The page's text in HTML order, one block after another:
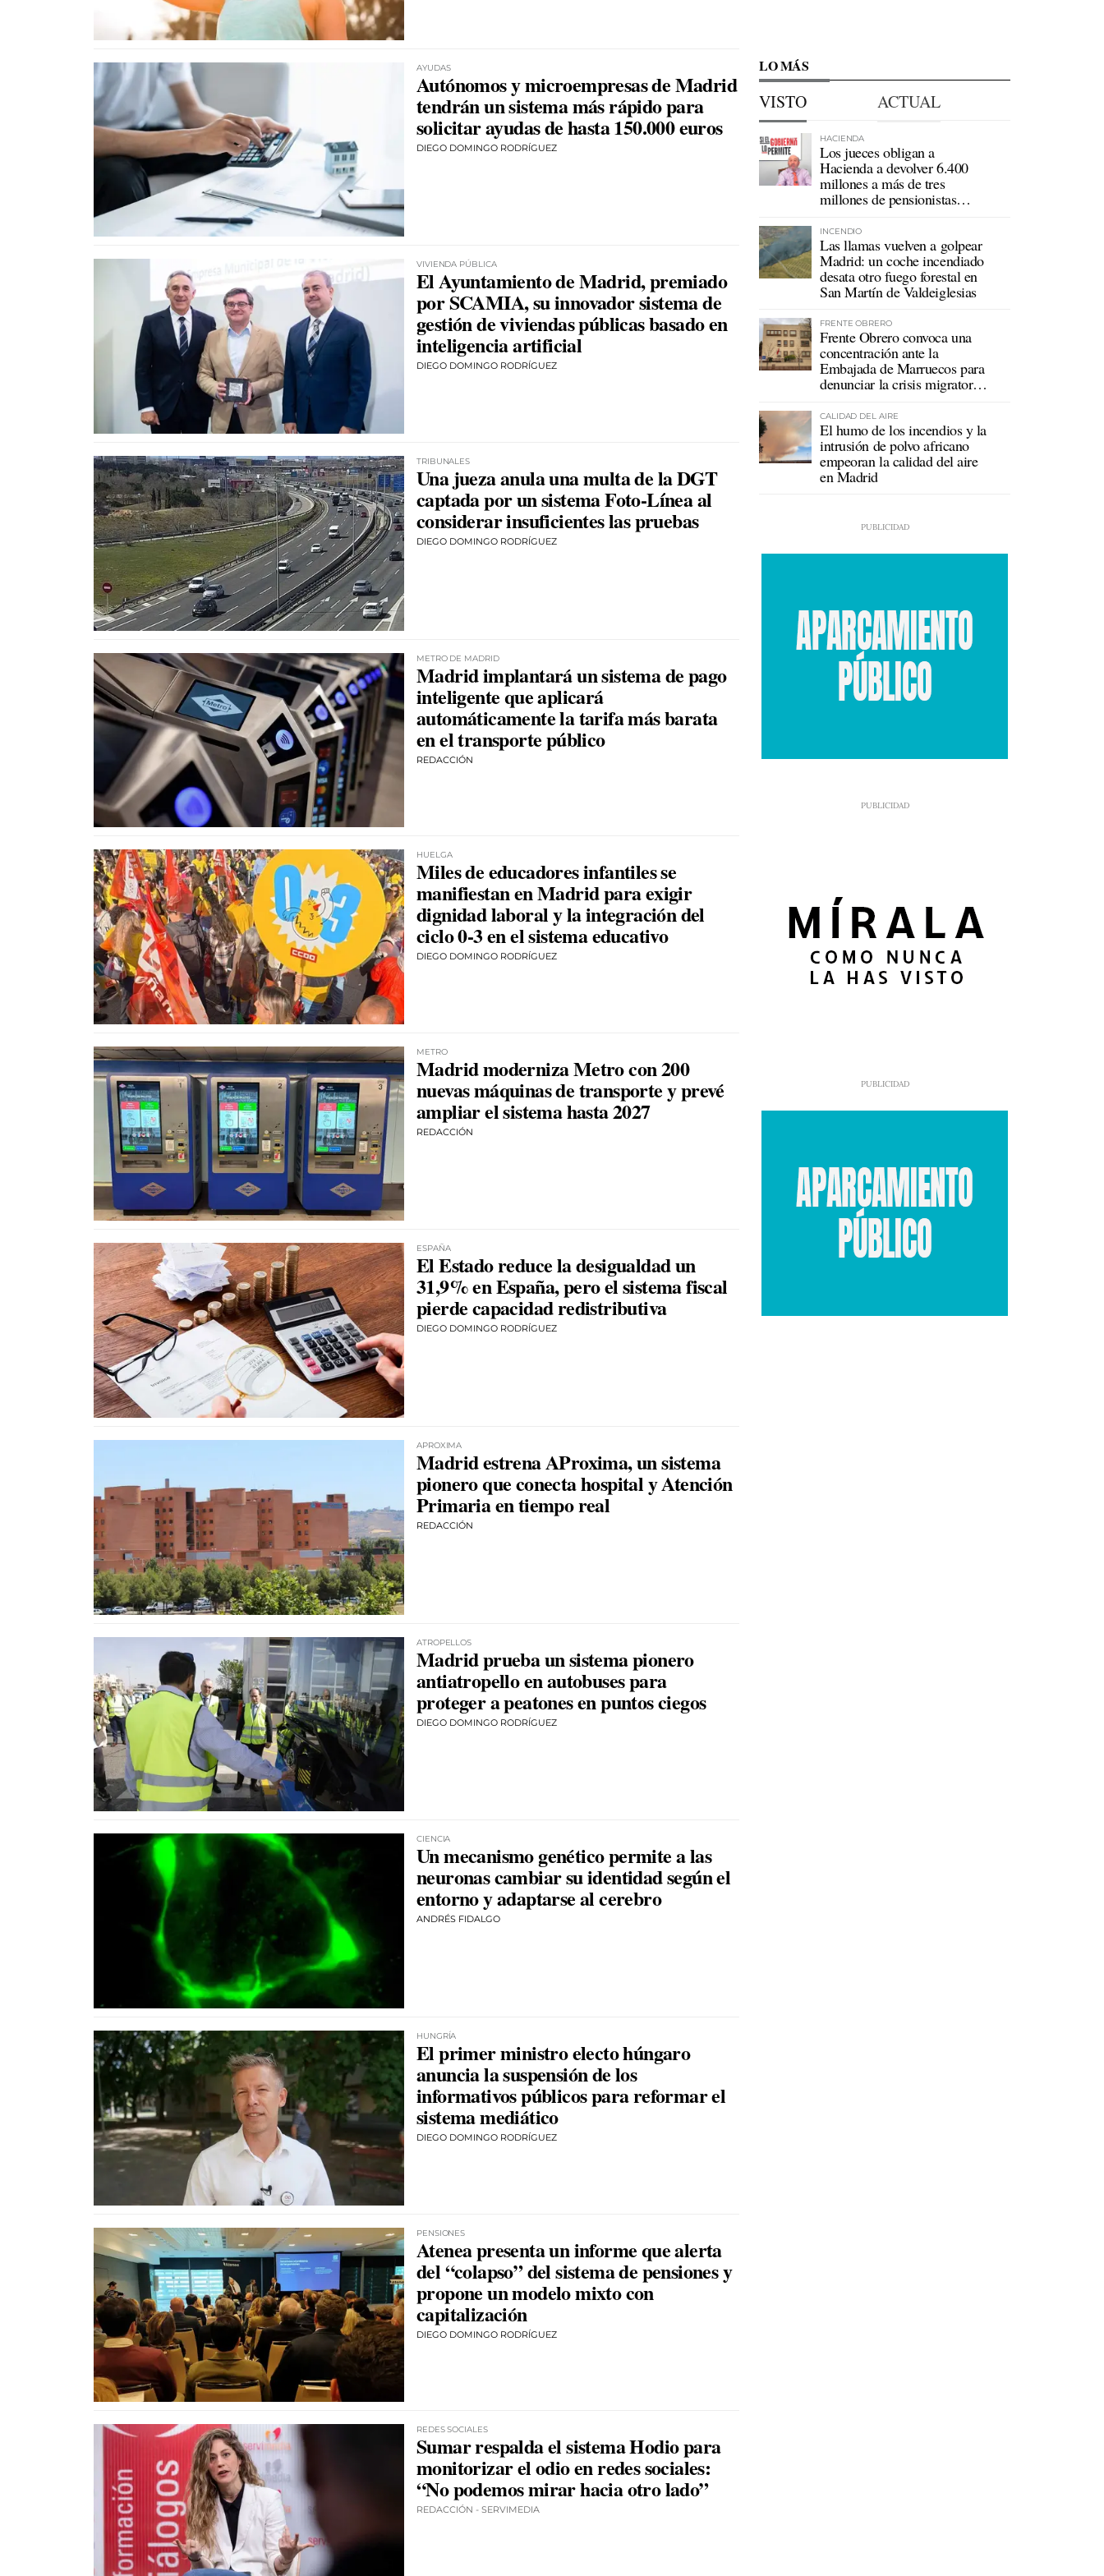
AYUDAS
Autónomos y microempresas de Madrid
tendrán un sistema más rápido para
solicitar ayudas de hasta 150.000 euros
DIEGO DOMINGO RODRÍGUEZ
VIVIENDA PÚBLICA
El Ayuntamiento de Madrid, premiado
por SCAMIA, su innovador sistema de
gestión de viviendas públicas basado en
inteligencia artificial
DIEGO DOMINGO RODRÍGUEZ
TRIBUNALES
Una jueza anula una multa de la DGT
captada por un sistema Foto-Línea al
considerar insuficientes las pruebas
DIEGO DOMINGO RODRÍGUEZ
METRO DE MADRID
Madrid implantará un sistema de pago
inteligente que aplicará
automáticamente la tarifa más barata
en el transporte público
REDACCIÓN
HUELGA
Miles de educadores infantiles se
manifiestan en Madrid para exigir
dignidad laboral y la integración del
ciclo 0-3 en el sistema educativo
DIEGO DOMINGO RODRÍGUEZ
METRO
Madrid moderniza Metro con 200
nuevas máquinas de transporte y prevé
ampliar el sistema hasta 2027
REDACCIÓN
ESPAÑA
El Estado reduce la desigualdad un
31,9% en España, pero el sistema fiscal
pierde capacidad redistributiva
DIEGO DOMINGO RODRÍGUEZ
APROXIMA
Madrid estrena AProxima, un sistema
pionero que conecta hospital y Atención
Primaria en tiempo real
REDACCIÓN
ATROPELLOS
Madrid prueba un sistema pionero
antiatropello en autobuses para
proteger a peatones en puntos ciegos
DIEGO DOMINGO RODRÍGUEZ
CIENCIA
Un mecanismo genético permite a las
neuronas cambiar su identidad según el
entorno y adaptarse al cerebro
ANDRÉS FIDALGO
HUNGRÍA
El primer ministro electo húngaro
anuncia la suspensión de los
informativos públicos para reformar el
sistema mediático
DIEGO DOMINGO RODRÍGUEZ
PENSIONES
Atenea presenta un informe que alerta
del “colapso” del sistema de pensiones y
propone un modelo mixto con
capitalización
DIEGO DOMINGO RODRÍGUEZ
REDES SOCIALES
Sumar respalda el sistema Hodio para
monitorizar el odio en redes sociales:
“No podemos mirar hacia otro lado”
REDACCIÓN - SERVIMEDIA
LO MÁS
VISTO ACTUAL
HACIENDA
Los jueces obligan a
Hacienda a devolver 6.400
millones a más de tres
millones de pensionistas
INCENDIO
Las llamas vuelven a golpear
Madrid: un coche incendiado
desata otro fuego forestal en
San Martín de Valdeiglesias
FRENTE OBRERO
Frente Obrero convoca una
concentración ante la
Embajada de Marruecos para
denunciar la crisis migratoria
CALIDAD DEL AIRE
El humo de los incendios y la
intrusión de polvo africano
empeoran la calidad del aire
en Madrid